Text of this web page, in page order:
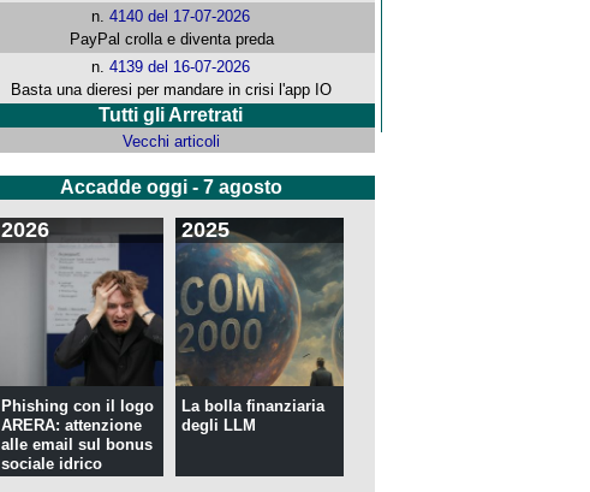
n.4140 del 17-07-2026
PayPal crolla e diventa preda
n.4139 del 16-07-2026
Basta una dieresi per mandare in crisi l'app IO
Tutti gli Arretrati
Vecchi articoli
Accadde oggi - 7 agosto
2026
Phishing con il logo
ARERA: attenzione
alle email sul bonus
sociale idrico
2025
La bolla finanziaria
degli LLM